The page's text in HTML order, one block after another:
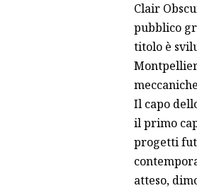
Clair
pubblico
titolo è
Il capo
il primo
progetti
atteso,